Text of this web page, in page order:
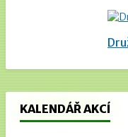
KALENDÁŘ AKCÍ